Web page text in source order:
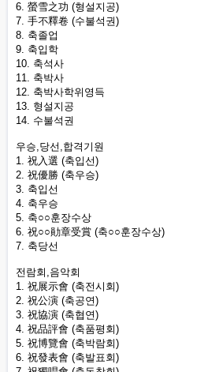
6. 螢雪之功 (형설지공)
7. 手不釋卷 (수불석권)
8. 축졸업
9. 축입학
10. 축석사
11. 축박사
12. 축박사학위영득
13. 형설지공
14. 수불석권
우승,당선,합격기원
1. 祝入選 (축입선)
2. 祝優勝 (축우승)
3. 축입선
4. 축우승
5. 축○○훈장수상
6. 祝○○勛章受賞 (축○○훈장수상)
7. 축당선
전람회,음악회
1. 祝展示會 (축전시회)
2. 祝公演 (축공연)
3. 祝協演 (축협연)
4. 祝品評會 (축품평회)
5. 祝博覽會 (축박람회)
6. 祝發表會 (축발표회)